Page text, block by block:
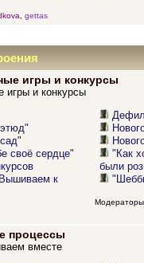
gettas
игры и конкурсы
игры и конкурсы
своё сердце"
к
"Как
были
процессы
вместе